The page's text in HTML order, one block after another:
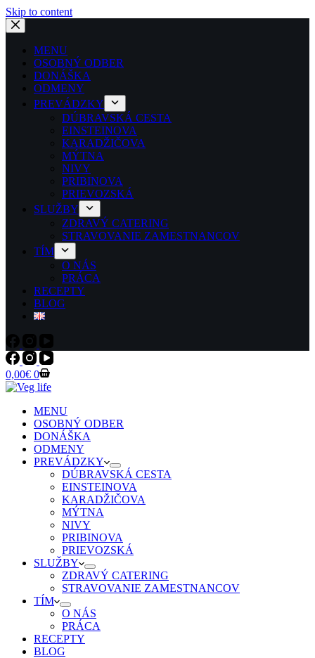
Skip to content
MENU
OSOBNÝ ODBER
DONÁŠKA
ODMENY
PREVÁDZKY
DÚBRAVSKÁ CESTA
EINSTEINOVA
KARADŽIČOVA
MÝTNA
NIVY
PRIBINOVA
PRIEVOZSKÁ
SLUŽBY
ZDRAVÝ CATERING
STRAVOVANIE ZAMESTNANCOV
TÍM
O NÁS
PRÁCA
RECEPTY
BLOG
Shopping
cart
0,00€ 0
MENU
OSOBNÝ ODBER
DONÁŠKA
ODMENY
PREVÁDZKY
DÚBRAVSKÁ CESTA
EINSTEINOVA
KARADŽIČOVA
MÝTNA
NIVY
PRIBINOVA
PRIEVOZSKÁ
SLUŽBY
ZDRAVÝ CATERING
STRAVOVANIE ZAMESTNANCOV
TÍM
O NÁS
PRÁCA
RECEPTY
BLOG